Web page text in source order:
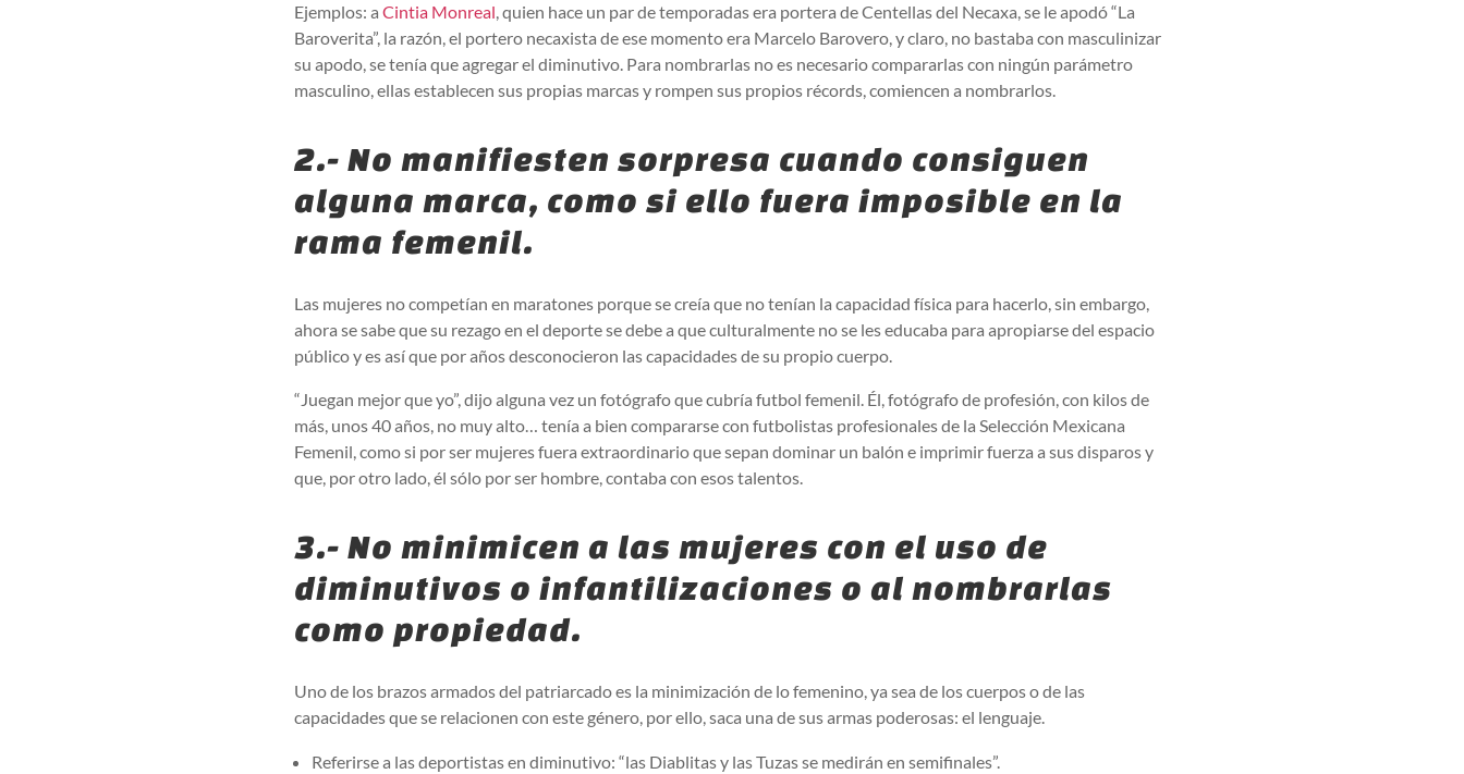
Ejemplos: aCintia Monreal, quien hace un par de temporadas era portera de Centellas del Necaxa, se le apodó “La
Baroverita”, la razón, el portero necaxista de ese momento era Marcelo Barovero, y claro, no bastaba con masculinizar
su apodo, se tenía que agregar el diminutivo. Para nombrarlas no es necesario compararlas con ningún parámetro
masculino, ellas establecen sus propias marcas y rompen sus propios récords, comiencen a nombrarlos.
2.- No manifiesten sorpresa cuando consiguen
alguna marca, como si ello fuera imposible en la
rama femenil.
Las mujeres no competían en maratones porque se creía que no tenían la capacidad física para hacerlo, sin embargo,
ahora se sabe que su rezago en el deporte se debe a que culturalmente no se les educaba para apropiarse del espacio
público y es así que por años desconocieron las capacidades de su propio cuerpo.
“Juegan mejor que yo”, dijo alguna vez un fotógrafo que cubría futbol femenil. Él, fotógrafo de profesión, con kilos de
más, unos 40 años, no muy alto… tenía a bien compararse con futbolistas profesionales de la Selección Mexicana
Femenil, como si por ser mujeres fuera extraordinario que sepan dominar un balón e imprimir fuerza a sus disparos y
que, por otro lado, él sólo por ser hombre, contaba con esos talentos.
3.- No minimicen a las mujeres con el uso de
diminutivos o infantilizaciones o al nombrarlas
como propiedad.
Uno de los brazos armados del patriarcado es la minimización de lo femenino, ya sea de los cuerpos o de las
capacidades que se relacionen con este género, por ello, saca una de sus armas poderosas: el lenguaje.
Referirse a las deportistas en diminutivo: “las Diablitas y las Tuzas se medirán en semifinales”.